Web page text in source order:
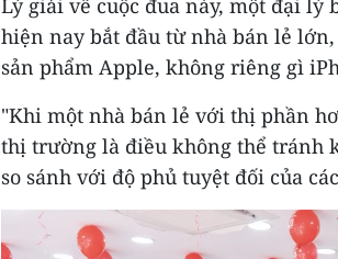
Lý giải về cuộc đua này, một đại lý
hiện nay bắt đầu từ nhà bán lẻ
sản phẩm Apple, không riêng gì
"Khi một nhà bán lẻ với thị phần
thị trường là điều không thể tránh
so sánh với độ phủ tuyệt đối của